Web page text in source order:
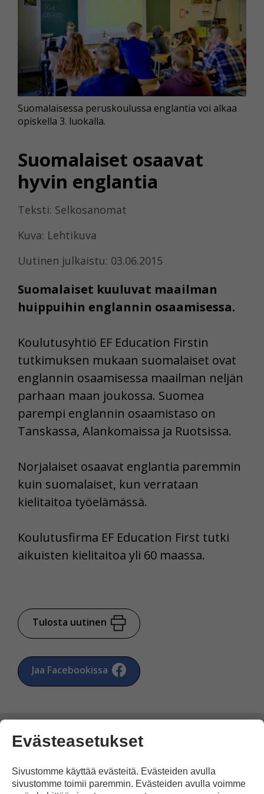
Suomalaiset osaavat
hyvin englantia
Teksti: Selkosanomat
Kuva: Lehtikuva
Uutinen julkaistu: 03.06.2015
Suomalaiset kuuluvat maailman
huippuihin englannin osaamisessa.
Suomalaisessa peruskoulussa englantia voi alkaa
opiskella 3. luokalla.
Koulutusyhtiö EF Education Firstin
tutkimuksen mukaan suomalaiset ovat
englannin osaamisessa maailman neljän
parhaan maan joukossa. Suomea
parempi englannin osaamistaso on
Tanskassa, Alankomaissa ja Ruotsissa.
Norjalaiset osaavat englantia paremmin
kuin suomalaiset, kun verrataan
kielitaitoa työelämässä.
Koulutusfirma EF Education First tutki
aikuisten kielitaitoa yli 60 maassa.
Tulosta uutinen
Jaa Facebookissa
Kommentoi
Evästeasetukset
Sivustomme käyttää evästeitä. Evästeiden avulla
sivustomme toimii paremmin. Evästeiden avulla voimme